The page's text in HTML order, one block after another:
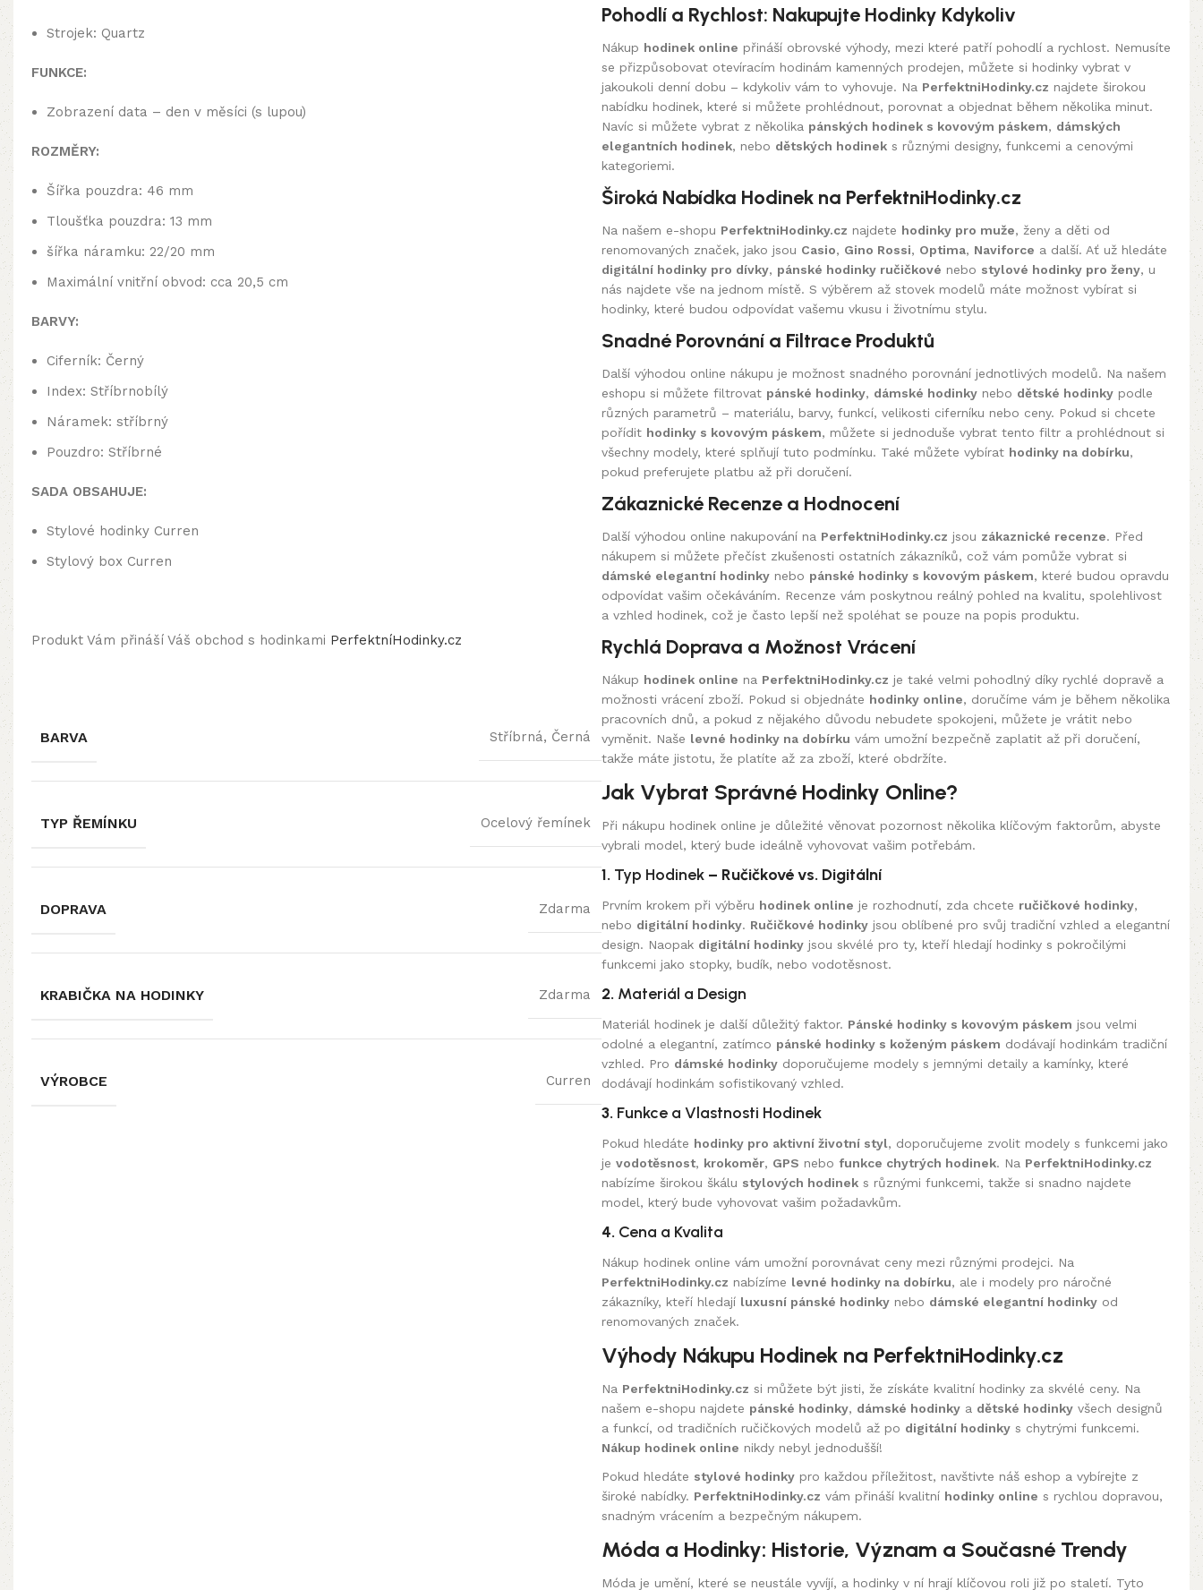
Strojek: Quartz
FUNKCE:
Zobrazení data – den v měsíci (s lupou)
ROZMĚRY:
Šířka pouzdra: 46 mm
Tloušťka pouzdra: 13 mm
šířka náramku: 22/20 mm
Maximální vnitřní obvod: cca 20,5 cm
BARVY:
Ciferník: Černý
Index: Stříbrnobílý
Náramek: stříbrný
Pouzdro: Stříbrné
SADA OBSAHUJE:
Stylové hodinky Curren
Stylový box Curren
Produkt Vám přináší Váš obchod s hodinkami PerfektníHodinky.cz
BARVA Stříbrná, Černá
TYP ŘEMÍNKU Ocelový řemínek
DOPRAVA Zdarma
KRABIČKA NA HODINKY Zdarma
VÝROBCE Curren
Pohodlí a Rychlost: Nakupujte Hodinky Kdykoliv
Nákup hodinek online přináší obrovské výhody, mezi které patří pohodlí a rychlost. Nemusíte
se přizpůsobovat otevíracím hodinám kamenných prodejen, můžete si hodinky vybrat v
jakoukoli denní dobu – kdykoliv vám to vyhovuje. Na PerfektniHodinky.cz najdete širokou
nabídku hodinek, které si můžete prohlédnout, porovnat a objednat během několika minut.
Navíc si můžete vybrat z několika pánských hodinek s kovovým páskem, dámských
elegantních hodinek, nebo dětských hodinek s různými designy, funkcemi a cenovými
kategoriemi.
Široká Nabídka Hodinek na PerfektniHodinky.cz
Na našem e-shopu PerfektniHodinky.cz najdete hodinky pro muže, ženy a děti od
renomovaných značek, jako jsou Casio, Gino Rossi, Optima, Naviforce a další. Ať už hledáte
digitální hodinky pro dívky, pánské hodinky ručičkové nebo stylové hodinky pro ženy, u
nás najdete vše na jednom místě. S výběrem až stovek modelů máte možnost vybírat si
hodinky, které budou odpovídat vašemu vkusu i životnímu stylu.
Snadné Porovnání a Filtrace Produktů
Další výhodou online nákupu je možnost snadného porovnání jednotlivých modelů. Na našem
eshopu si můžete filtrovat pánské hodinky, dámské hodinky nebo dětské hodinky podle
různých parametrů – materiálu, barvy, funkcí, velikosti ciferníku nebo ceny. Pokud si chcete
pořídit hodinky s kovovým páskem, můžete si jednoduše vybrat tento filtr a prohlédnout si
všechny modely, které splňují tuto podmínku. Také můžete vybírat hodinky na dobírku,
pokud preferujete platbu až při doručení.
Zákaznické Recenze a Hodnocení
Další výhodou online nakupování na PerfektniHodinky.cz jsou zákaznické recenze. Před
nákupem si můžete přečíst zkušenosti ostatních zákazníků, což vám pomůže vybrat si
dámské elegantní hodinky nebo pánské hodinky s kovovým páskem, které budou opravdu
odpovídat vašim očekáváním. Recenze vám poskytnou reálný pohled na kvalitu, spolehlivost
a vzhled hodinek, což je často lepší než spoléhat se pouze na popis produktu.
Rychlá Doprava a Možnost Vrácení
Nákup hodinek online na PerfektniHodinky.cz je také velmi pohodlný díky rychlé dopravě a
možnosti vrácení zboží. Pokud si objednáte hodinky online, doručíme vám je během několika
pracovních dnů, a pokud z nějakého důvodu nebudete spokojeni, můžete je vrátit nebo
vyměnit. Naše levné hodinky na dobírku vám umožní bezpečně zaplatit až při doručení,
takže máte jistotu, že platíte až za zboží, které obdržíte.
Jak Vybrat Správné Hodinky Online?
Při nákupu hodinek online je důležité věnovat pozornost několika klíčovým faktorům, abyste
vybrali model, který bude ideálně vyhovovat vašim potřebám.
1. Typ Hodinek – Ručičkové vs. Digitální
Prvním krokem při výběru hodinek online je rozhodnutí, zda chcete ručičkové hodinky,
nebo digitální hodinky. Ručičkové hodinky jsou oblíbené pro svůj tradiční vzhled a elegantní
design. Naopak digitální hodinky jsou skvélé pro ty, kteří hledají hodinky s pokročilými
funkcemi jako stopky, budík, nebo vodotěsnost.
2. Materiál a Design
Materiál hodinek je další důležitý faktor. Pánské hodinky s kovovým páskem jsou velmi
odolné a elegantní, zatímco pánské hodinky s koženým páskem dodávají hodinkám tradiční
vzhled. Pro dámské hodinky doporučujeme modely s jemnými detaily a kamínky, které
dodávají hodinkám sofistikovaný vzhled.
3. Funkce a Vlastnosti Hodinek
Pokud hledáte hodinky pro aktivní životní styl, doporučujeme zvolit modely s funkcemi jako
je vodotěsnost, krokoměr, GPS nebo funkce chytrých hodinek. Na PerfektniHodinky.cz
nabízíme širokou škálu stylových hodinek s různými funkcemi, takže si snadno najdete
model, který bude vyhovovat vašim požadavkům.
4. Cena a Kvalita
Nákup hodinek online vám umožní porovnávat ceny mezi různými prodejci. Na
PerfektniHodinky.cz nabízíme levné hodinky na dobírku, ale i modely pro náročné
zákazníky, kteří hledají luxusní pánské hodinky nebo dámské elegantní hodinky od
renomovaných značek.
Výhody Nákupu Hodinek na PerfektniHodinky.cz
Na PerfektniHodinky.cz si můžete být jisti, že získáte kvalitní hodinky za skvélé ceny. Na
našem e-shopu najdete pánské hodinky, dámské hodinky a dětské hodinky všech designů
a funkcí, od tradičních ručičkových modelů až po digitální hodinky s chytrými funkcemi.
Nákup hodinek online nikdy nebyl jednodušší!
Pokud hledáte stylové hodinky pro každou příležitost, navštivte náš eshop a vybírejte z
široké nabídky. PerfektniHodinky.cz vám přináší kvalitní hodinky online s rychlou dopravou,
snadným vrácením a bezpečným nákupem.
Móda a Hodinky: Historie, Význam a Současné Trendy
Móda je umění, které se neustále vyvíjí, a hodinky v ní hrají klíčovou roli již po staletí. Tyto